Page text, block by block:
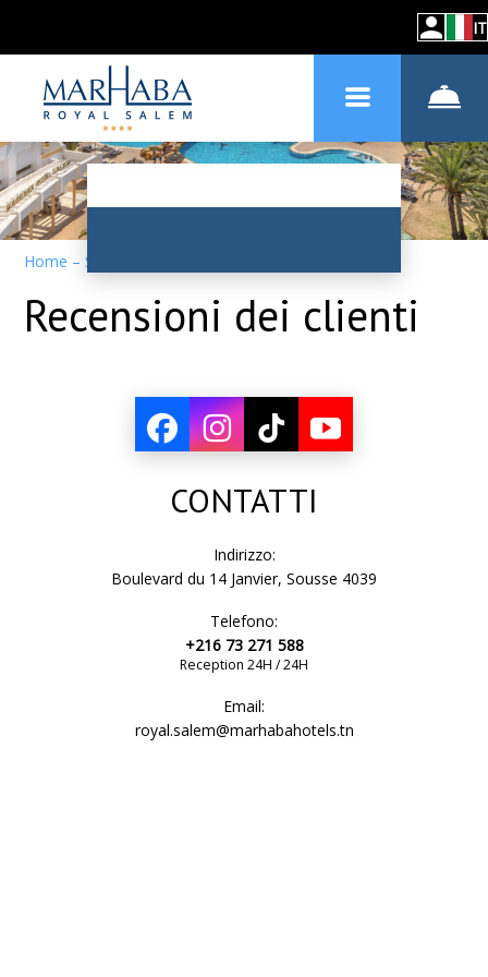
IT
Home –Sull'hotel
Recensioni dei clienti
CONTATTI
Indirizzo:
Boulevard du 14 Janvier, Sousse 4039
Telefono:
+216 73 271 588
Reception 24H / 24H
Email:
royal.salem@marhabahotels.tn